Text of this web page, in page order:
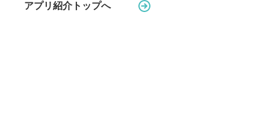
アプリ紹介トップへ